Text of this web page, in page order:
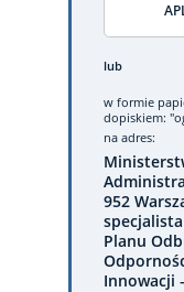
lub
w formie
dopiskiem:
na adres:
952
Planu
Innowacji